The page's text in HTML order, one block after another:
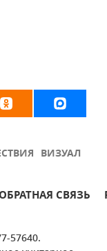
ВИЗУАЛ
ОБРАТНАЯ СВЯЗЬ
57640.